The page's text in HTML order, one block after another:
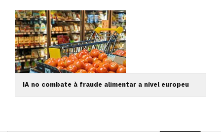
IA no combate à fraude alimentar a nível europeu